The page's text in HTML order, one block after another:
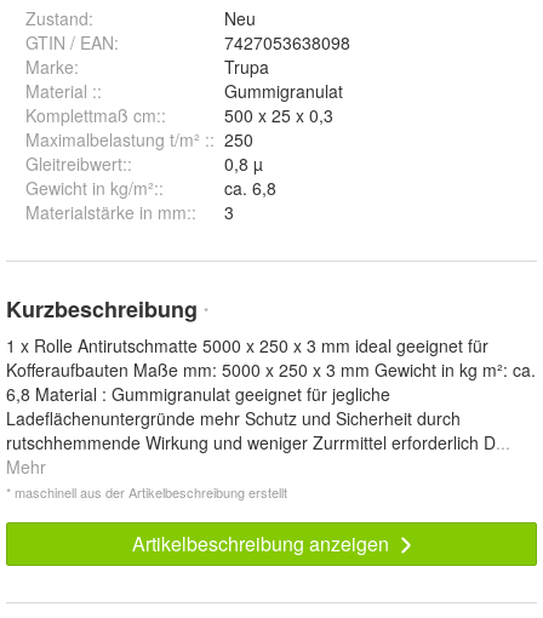
Zustand:
Neu
GTIN / EAN:
7427053638098
Marke:
Trupa
Material ::
Gummigranulat
Komplettmaß cm::
500 x 25 x 0,3
Maximalbelastung t/m² :: 250
Gleitreibwert::
0,8 µ
Gewicht in kg/m²::
ca. 6,8
Materialstärke in mm:: 3
Kurzbeschreibung *
1 x Rolle Antirutschmatte 5000 x 250 x 3 mm ideal geeignet für
Kofferaufbauten Maße mm: 5000 x 250 x 3 mm Gewicht in kg m²: ca.
6,8 Material : Gummigranulat geeignet für jegliche
Ladeflächenuntergründe mehr Schutz und Sicherheit durch
rutschhemmende Wirkung und weniger Zurrmittel erforderlich D...
Mehr
* maschinell aus der Artikelbeschreibung erstellt
Artikelbeschreibung anzeigen